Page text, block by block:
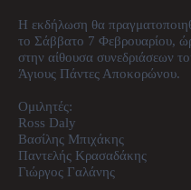
Η εκδήλωση θα
το Σάββατο 7 Φεβρουαρίου,
στην αίθουσα συνεδριάσεων
Άγιους Πάντες Αποκορώνου.
Ομιλητές:
Ross Daly
Βασίλης Μπιχάκης
Παντελής Κρασαδάκης
Γιώργος Γαλάνης